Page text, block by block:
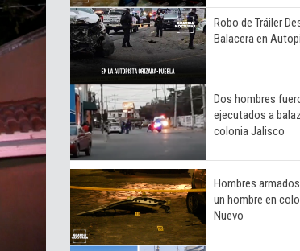
Robo de Tráiler
Balacera en
Dos hombres
ejecutados a
colonia Jalisco
Hombres
un hombre en
Nuevo